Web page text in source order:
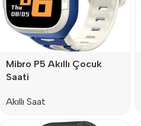
Mibro P5 Akıllı Çocuk
Saati
Akıllı Saat